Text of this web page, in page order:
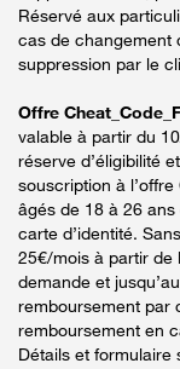
Réservé aux
cas de changement
suppression par le
Offre
valable à partir du
réserve d’éligibilité
souscription à
âgés de 18 à 26
carte d’identité.
25€/mois à partir de
demande et
remboursement par
remboursement en
Détails et formulaire